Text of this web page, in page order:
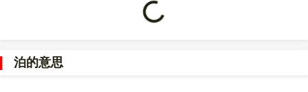
00006CCA，UTF-8：E6 B3 8A。
〔泊〕字的异体字是
Loading...
泊的意思